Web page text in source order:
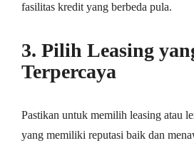
fasilitas kredit yang berbeda pula.
3. Pilih Leasing
Terpercaya
Pastikan untuk memilih leasing atau
yang memiliki reputasi baik dan